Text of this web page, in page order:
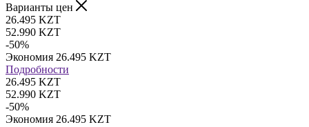
Варианты цен
26.495 KZT
52.990 KZT
-50%
Экономия 26.495 KZT
Подробности
26.495 KZT
52.990 KZT
-50%
Экономия 26.495 KZT